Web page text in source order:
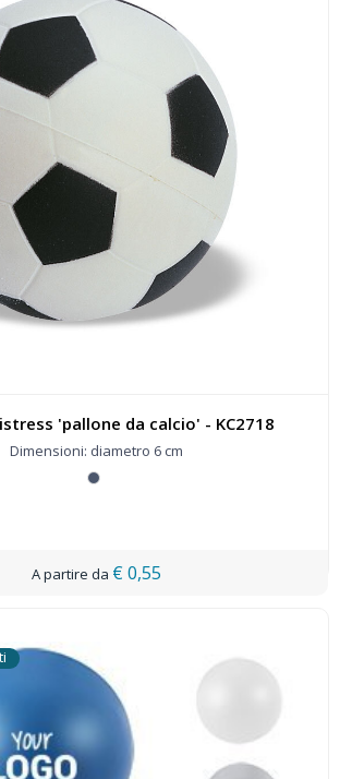
'pallone da calcio' - KC2718
Dimensioni: diametro 6 cm
€ 0,55